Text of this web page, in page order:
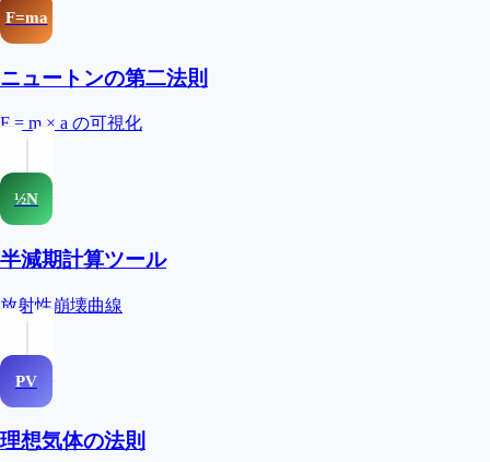
F=ma
ニュートンの第二法則
F = m × a の可視化
½N
半減期計算ツール
放射性崩壊曲線
PV
理想気体の法則